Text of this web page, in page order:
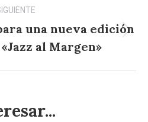
Publicación
siguiente:
una nueva edición
al Margen»